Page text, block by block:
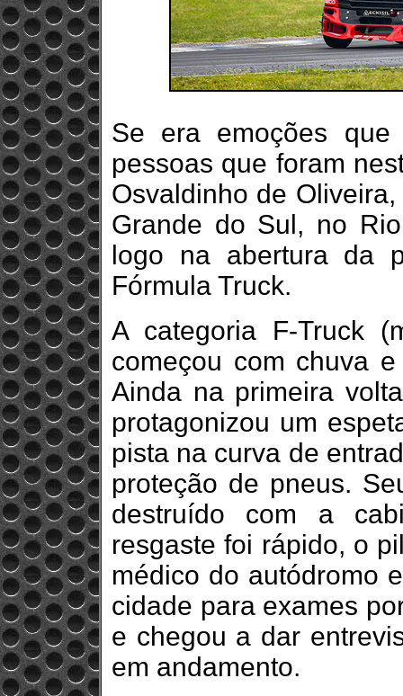
Se era emoções
pessoas que foram
Osvaldinho de
Grande do Sul, no
logo na abertura da
Fórmula Truck.
A categoria F-Truck
começou com chuva
Ainda na primeira
protagonizou um
pista na curva de
proteção de pneus.
destruído com a
resgaste foi rápido, o
médico do autódromo
cidade para exames
e chegou a dar
em andamento.